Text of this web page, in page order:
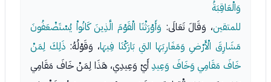
وَالْعَاقِبَةُ
للمتقين، وَقَالَ تَعَالَى: وَأَوْرَثْنَا الْقَوْمَ الَّذِينَ كَانُواْ يُسْتَضْعَفُونَ
مَشَارِقَ الْأَرْضِ وَمَغَارِبَهَا التي بَارَكْنَا فِيهَا، وَقَوْلُهُ: ذَلِكَ لِمَنْ
خَافَ مَقَامِي وَخَافَ وَعِيدِأَيْ وَعِيدِي، هَذَا لِمَنْ خَافَ مَقَامِي